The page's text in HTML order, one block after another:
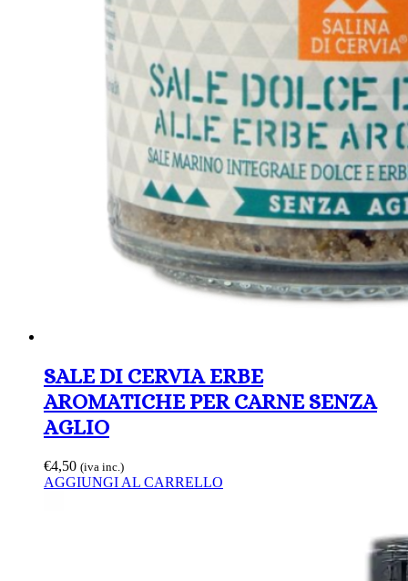
SALE DI CERVIA ERBE
AROMATICHE PER CARNE SENZA
AGLIO
€4,50 (iva inc.)
AGGIUNGI AL CARRELLO